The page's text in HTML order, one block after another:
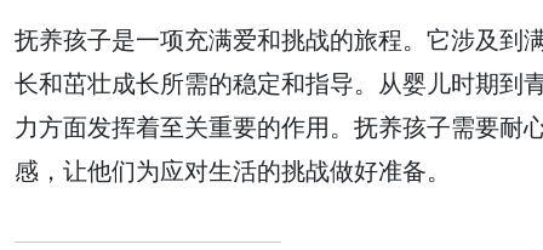
抚养孩子是一项充满爱和挑战的旅程。它涉及到
长和茁壮成长所需的稳定和指导。从婴儿时期到
力方面发挥着至关重要的作用。抚养孩子需要耐
感，让他们为应对生活的挑战做好准备。